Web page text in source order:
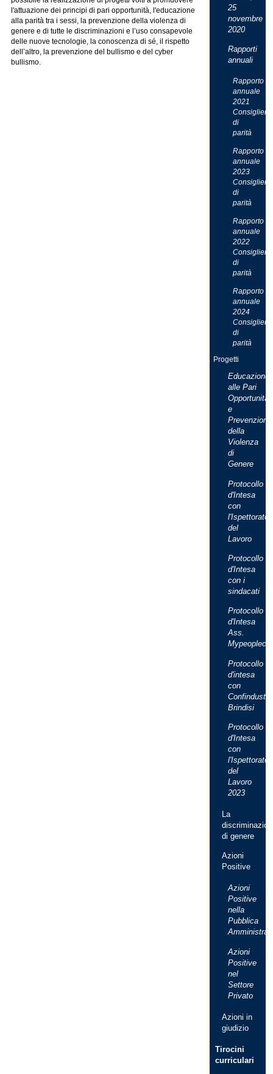
l'attuazione dei principi di pari opportunità, l'educazione
alla parità tra i sessi, la prevenzione della violenza di
genere e di tutte le discriminazioni e l’uso consapevole
delle nuove tecnologie, la conoscenza di sé, il rispetto
dell’altro, la prevenzione del bullismo e del cyber
bullismo.
25
novembre
2020
Rapporti
annuali
Rapporto
annuale
2021
Consigliera
di
parità
Rapporto
annuale
2023
Consigliera
di
parità
Rapporto
annuale
2022
Consigliera
di
parità
Rapporto
annuale
2024
Consigliera
di
parità
Progetti
Educazione
alle Pari
Opportunità
e
Prevenzione
della
Violenza
di
Genere
Protocollo
d'Intesa
con
l'Ispettorato
del
Lavoro
Protocollo
d'Intesa
con i
sindacati
Protocollo
d'Intesa
Ass.
Protocollo
d'intesa
con
Brindisi
Protocollo
d'Intesa
con
l'Ispettorato
del
Lavoro
2023
La
di genere
Azioni
Positive
Azioni
Positive
nella
Pubblica
Azioni
Positive
nel
Settore
Privato
Azioni in
giudizio
Tirocini
curriculari